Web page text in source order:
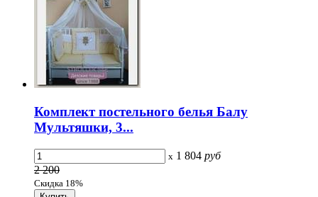
Комплект постельного белья Балу
Мультяшки, 3...
x 1 804 руб
2 200
Скидка 18%